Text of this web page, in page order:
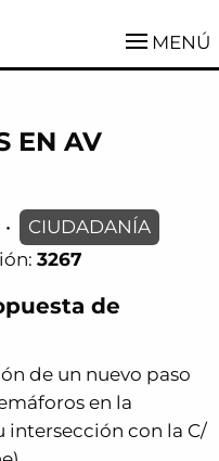
MENÚ
EN AV
•
CIUDADANÍA
3267
de
de un nuevo paso
en la
intersección con la C/